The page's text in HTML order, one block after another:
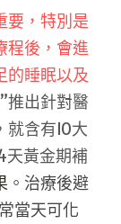
要，特別是
程後，會進
的睡眠以及
推出針對醫
就含有10大
天黃金期補
。治療後避
當天可化